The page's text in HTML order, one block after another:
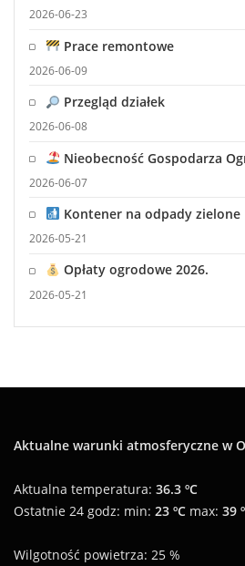
2026-06-23
Prace remontowe
2026-06-09
Przegląd działek
2026-06-08
Nieobecność Gospodarza
2026-06-07
Kontener na odpady zielone
2026-05-21
Opłaty ogrodowe 2026.
2026-05-21
Aktualne warunki atmosferyczne w
Aktualna temperatura: 36.3 ºC
Ostatnie 24 godz: min: 23 ºC max: 39
Wilgotność powietrza: 25 %